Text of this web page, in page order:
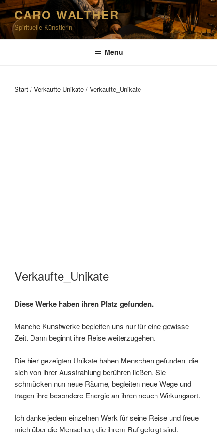
Zum
Inhalt
springen
CARO WALTHER
Spirituelle Künstlerin
Menü
Start / Verkaufte Unikate / Verkaufte_Unikate
Verkaufte_Unikate
Diese Werke haben ihren Platz gefunden.
Manche Kunstwerke begleiten uns nur für eine gewisse
Zeit. Dann beginnt ihre Reise weiterzugehen.
Die hier gezeigten Unikate haben Menschen gefunden, die
sich von ihrer Ausstrahlung berühren ließen. Sie
schmücken nun neue Räume, begleiten neue Wege und
tragen ihre besondere Energie an ihren neuen Wirkungsort.
Ich danke jedem einzelnen Werk für seine Reise und freue
mich über die Menschen, die ihrem Ruf gefolgt sind.